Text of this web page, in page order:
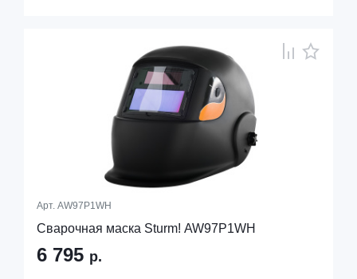
Арт. AW97P1WH
Сварочная маска Sturm! AW97P1WH
6 795 р.